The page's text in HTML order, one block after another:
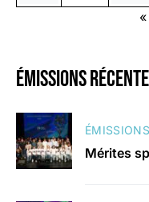
émissions
Mérites